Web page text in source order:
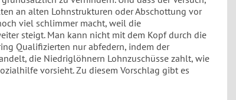
an alten Lohnstrukturen oder Abschottung vor
viel schlimmer macht, weil die
steigt. Man kann nicht mit dem Kopf durch die
Qualifizierten nur abfedern, indem der
die Niedriglöhnern Lohnzuschüsse zahlt, wie
vorsieht. Zu diesem Vorschlag gibt es